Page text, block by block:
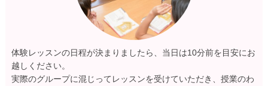
体験レッスンの日程が決まりましたら、当日は10分前を目安にお
越しください。
実際のグループに混じってレッスンを受けていただき、授業のわ